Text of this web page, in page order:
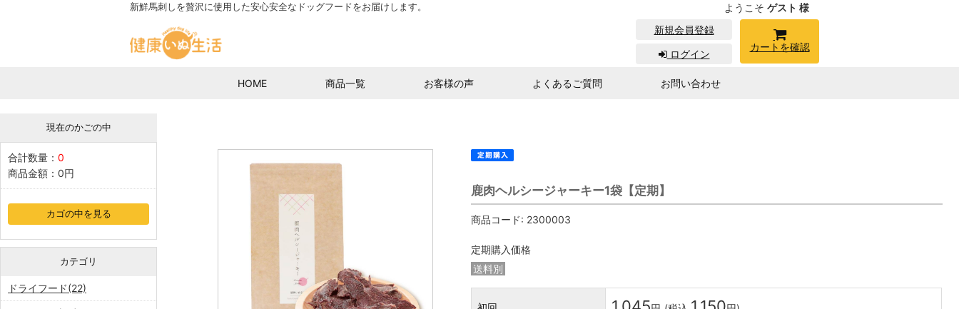
新鮮馬刺しを贅沢に使用した安心安全なドッグフードをお届けします。 ようこそ ゲスト 様
新規会員登録
ログイン
カートを確認
HOME 商品一覧 お客様の声 よくあるご質問 お問い合わせ
現在のかごの中
合計数量： 0
商品金額： 0円
カゴの中を見る
カテゴリ
ドライフード(22)
鹿肉ヘルシージャーキー1袋【定期】
商品コード: 2300003
定期購入価格
送料別